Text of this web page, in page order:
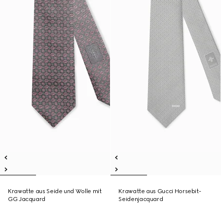
Krawatte aus Seide und Wolle mit
GG Jacquard
Krawatte aus Gucci Horsebit-
Seidenjacquard